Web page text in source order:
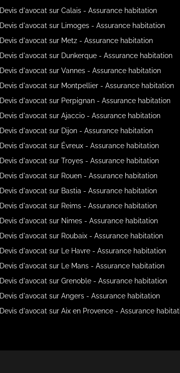
Devis d'avocat sur Calais - Assurance habitation
Devis d'avocat sur Limoges - Assurance habitation
Devis d'avocat sur Metz - Assurance habitation
Devis d'avocat sur Dunkerque - Assurance habitation
Devis d'avocat sur Vannes - Assurance habitation
Devis d'avocat sur Montpellier - Assurance habitation
Devis d'avocat sur Perpignan - Assurance habitation
Devis d'avocat sur Ajaccio - Assurance habitation
Devis d'avocat sur Dijon - Assurance habitation
Devis d'avocat sur Évreux - Assurance habitation
Devis d'avocat sur Troyes - Assurance habitation
Devis d'avocat sur Rouen - Assurance habitation
Devis d'avocat sur Bastia - Assurance habitation
Devis d'avocat sur Reims - Assurance habitation
Devis d'avocat sur Nimes - Assurance habitation
Devis d'avocat sur Roubaix - Assurance habitation
Devis d'avocat sur Le Havre - Assurance habitation
Devis d'avocat sur Le Mans - Assurance habitation
Devis d'avocat sur Grenoble - Assurance habitation
Devis d'avocat sur Angers - Assurance habitation
Devis d'avocat sur Aix en Provence - Assurance